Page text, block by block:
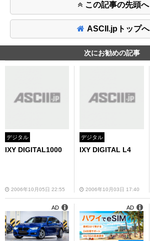
この記事の先頭へ
ASCII.jpトップへ
次にお勧めの記事
デジタル
IXY DIGITAL1000
2006年10月05日 22:55
デジタル
IXY DIGITAL L4
2006年10月03日 17:40
AD AD